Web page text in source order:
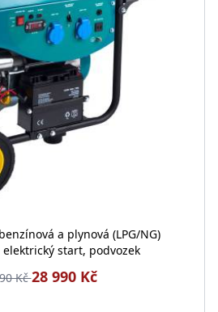
a plynová (LPG/NG)
elektrický start, podvozek
Kč28 990 Kč